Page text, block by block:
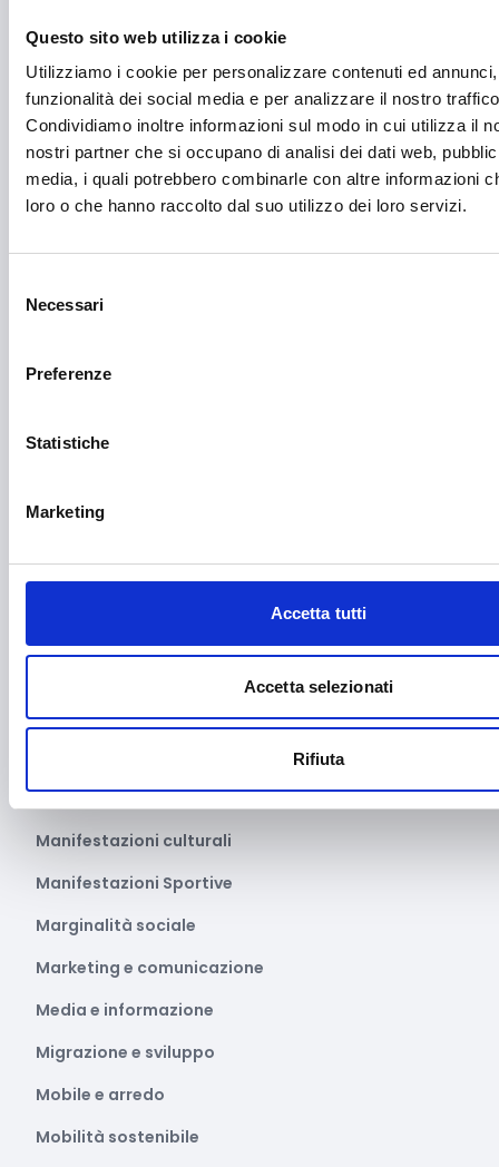
Questo sito web utilizza i cookie
Utilizziamo i cookie per personalizzare contenuti ed
funzionalità dei social media e per analizzare il nostro
Condividiamo inoltre informazioni sul modo in cui utilizza il
nostri partner che si occupano di analisi dei dati web,
media, i quali potrebbero combinarle con altre informazioni
loro o che hanno raccolto dal suo utilizzo dei loro servizi.
delNecessari
Preferenze
Statistiche
Marketing
Accetta tutti
Accetta selezionati
Rifiuta
Energie Rinnovabili
Farmaceutico
Farmacia e/o chimica
Fashion
Festival e mostre
Fiere ed eventi
Gastronomia
Impianti sportivi
Inclusione Sociale e Solidarietà
Internazionalizzazione
Manifatturiero
Manifestazioni culturali
Manifestazioni Sportive
Marginalità sociale
Marketing e comunicazione
Media e informazione
Migrazione e sviluppo
Mobile e arredo
Mobilità sostenibile